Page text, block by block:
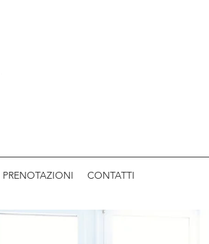
PRENOTAZIONI CONTATTI